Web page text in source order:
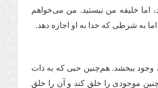
اما خلیفه من نیستید. من می‌خواهم
به شرطی که خدا به او اجازه دهد.
وجود ببخشد. هم‌چنین حبی که به ذات
موجودی را خلق کند و آن را خلق